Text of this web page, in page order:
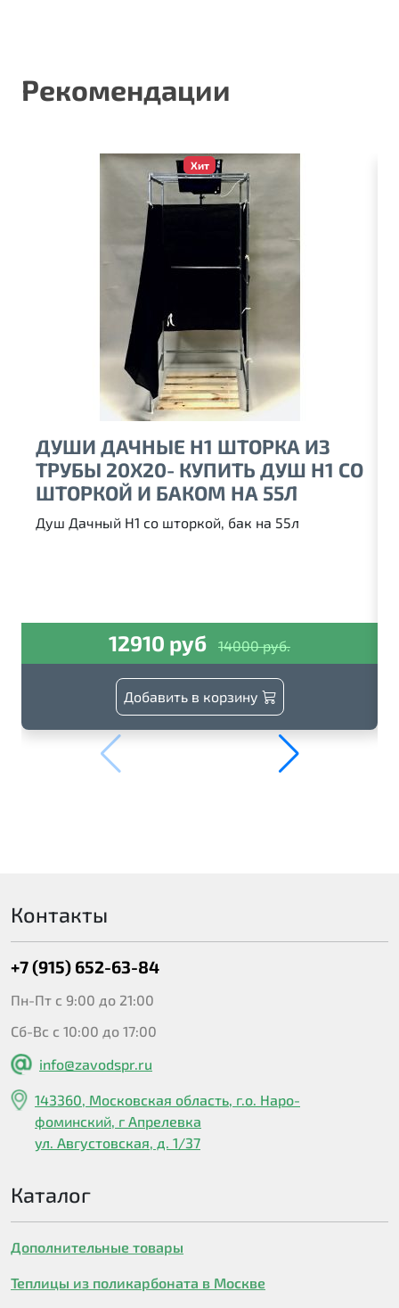
Рекомендации
Хит
ДУШИ ДАЧНЫЕ Н1 ШТОРКА ИЗ
ТРУБЫ 20Х20- КУПИТЬ ДУШ Н1 СО
ШТОРКОЙ И БАКОМ НА 55Л
Душ Дачный Н1 со шторкой, бак на 55л
12910 руб 14000 руб.
Добавить в корзину
Контакты
+7 (915) 652-63-84
Пн-Пт с 9:00 до 21:00
Сб-Вс с 10:00 до 17:00
info@zavodspr.ru
143360, Московская область, г.о. Наро-
фоминский, г Апрелевка
ул. Августовская, д. 1/37
Каталог
Дополнительные товары
Теплицы из поликарбоната в Москве